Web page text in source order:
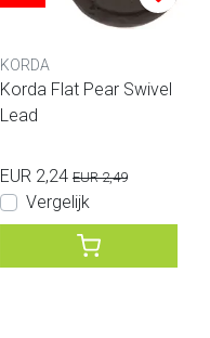
KORDA
Korda Flat Pear Swivel
Lead
EUR 2,24 EUR 2,49
Vergelijk